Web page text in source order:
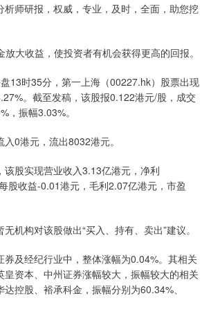
师研报，权威，专业，及时，全面，助您挖
大收益，使投资者有机会获得更高的回报。
13时35分，第一上海（00227.hk）股票出现
。截至发稿，该股报0.122港元/股，成交
，振幅3.03%。
0港元，流出8032港元。
该股实现营业收入3.13亿港元，净利
股收益-0.01港元，毛利2.07亿港元，市盈
机构对该股做出“买入、持有、卖出”建议。
券及经纪行业中，整体涨幅为0.04%。其相关
皇资本、中州证券涨幅较大，振幅较大的相关
控股、裕承科金，振幅分别为60.34%、